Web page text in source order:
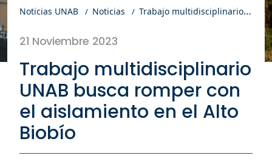
Noticias UNAB Noticias Trabajo multidisciplinario UNAB busca romper con el aislamiento en el Alto Biobío
21 Noviembre 2023
Trabajo multidisciplinario
UNAB busca romper con
el aislamiento en el Alto
Biobío